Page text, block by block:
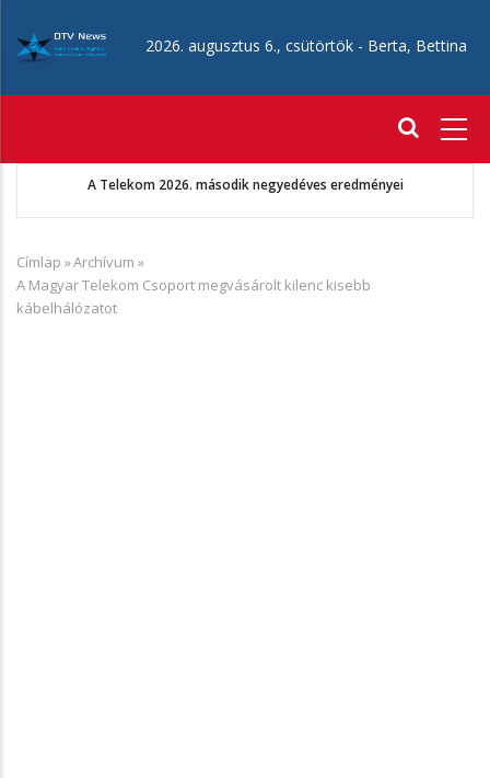
tartalomra
2026. augusztus 6., csütörtök - Berta, Bettina
A Telekom 2026. második negyedéves eredményei
Morzsa
Címlap »Archívum »
A Magyar Telekom Csoport megvásárolt kilenc kisebb
kábelhálózatot